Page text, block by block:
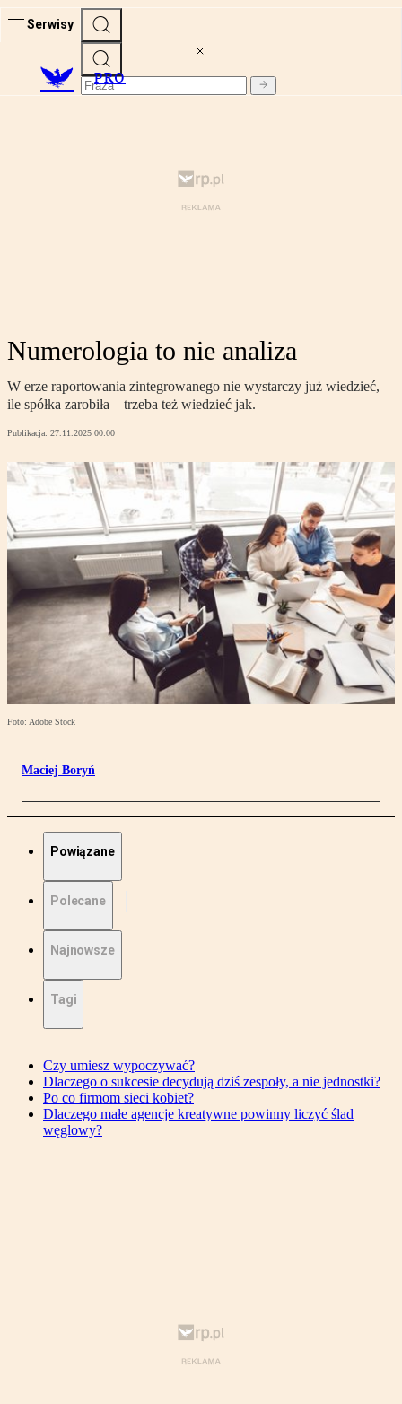
Serwisy
PRO
Numerologia to nie analiza
W erze raportowania zintegrowanego nie wystarczy już wiedzieć,
ile spółka zarobiła – trzeba też wiedzieć jak.
Publikacja: 27.11.2025 00:00
Foto: Adobe Stock
Maciej Boryń
Powiązane
Polecane
Najnowsze
Tagi
Czy umiesz wypoczywać?
Dlaczego o sukcesie decydują dziś zespoły, a nie jednostki?
Po co firmom sieci kobiet?
Dlaczego małe agencje kreatywne powinny liczyć ślad
węglowy?